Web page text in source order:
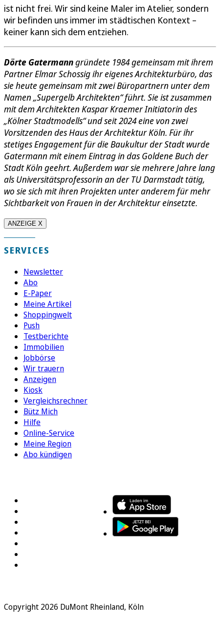
ist nicht frei. Wir sind keine Maler im Atelier, sondern
wir befinden uns immer im städtischen Kontext –
keiner kann sich dem entziehen.
Dörte Gatermanngründete 1984 gemeinsam mit ihrem
Partner Elmar Schossig ihr eigenes Architekturbüro, das
sie heute gemeinsam mit zwei Büropartnern unter dem
Namen „Supergelb Architekten“ führt. Sie ist zusammen
mit dem Architekten Kaspar Kraemer Initiatorin des
„Kölner Stadtmodells“ und seit 2024 eine von zwei
Vorsitzenden des Haus der Architektur Köln. Für ihr
stetiges Engagement für die Baukultur der Stadt wurde
Gatermann mit einem Eintrag in das Goldene Buch der
Stadt Köln geehrt. Außerdem war sie mehrere Jahre lang
als Universitätsprofessorin an der TU Darmstadt tätig,
wo sie sich mit ihren Projekten unter anderem für mehr
Sichtbarkeit von Frauen in der Architektur einsetzte.
ANZEIGE X
SERVICES
Newsletter
Abo
E-Paper
Meine Artikel
Shoppingwelt
Push
Testberichte
Immobilien
Jobbörse
Wir trauern
Anzeigen
Kiosk
Vergleichsrechner
Bütz Mich
Hilfe
Online-Service
Meine Region
Abo kündigen
Copyright 2026 DuMont Rheinland, Köln